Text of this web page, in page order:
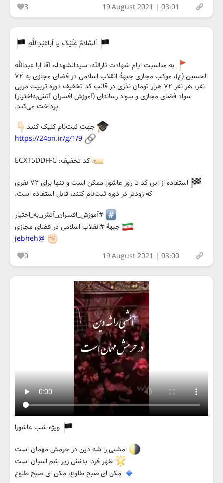
3 19 August 2021 | 03:01
اَلسَّلامُ عَلَیْکَ یا اَباعَبْدِاللَّهِ
به مناسبت ایام شهادت ثارالله، سیدالشهداء، آقا ابا عبدالله
الحسین (ع)، موکب مجازی جبههٔ انقلاب اسلامی در فضای مجازی به ۷۲
نفر، هر نفر ۷۲ هزار تومان نذری در قالب کد تخفیف دوره تربیت مربی
سواد فضای مجازی و سواد رسانه‌ای (آموزش افسران آتش‌به‌اختیار)
پرداخت می‌کند.
جهت ثبت‌نام کلیک کنید
https://24on.ir/g/1/9
کد تخفیف: ECXT5DDFFC
استفاده از این کد تا روز عاشورا ممکن است و تنها برای ۷۲ نفری
که زودتر در دوره ثبت‌نام کنند، قابل استفاده است.
#آموزش_افسران_آتش_به_اختیار
جبههٔ #انقلاب اسلامی در فضای مجازی
@jebheh
0
19 August 2021 | 03:00
ویژه شب عاشورا
امشبی را شَه دین در حرمش مهمان است
ظهر فردا بدنش زیر سُم اسبان است
مکن ای صبح طلوع، مکن ای صبح طلوع